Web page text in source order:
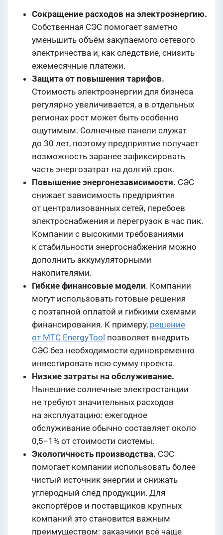
Сокращение расходов на электроэнергию.
Собственная СЭС помогает заметно
уменьшить объём закупаемого сетевого
электричества и, как следствие, снизить
ежемесячные платежи.
Защита от повышения тарифов.
Стоимость электроэнергии для бизнеса
регулярно увеличивается, а в отдельных
регионах рост может быть особенно
ощутимым. Солнечные панели служат
до 30 лет, поэтому предприятие получает
возможность заранее зафиксировать
часть энергозатрат на долгий срок.
Повышение энергонезависимости. СЭС
снижает зависимость предприятия
от централизованных сетей, перебоев
электроснабжения и перегрузок в час пик.
Компании с высокими требованиями
к стабильности энергоснабжения можно
дополнить аккумуляторными
накопителями.
Гибкие финансовые модели. Компании
могут использовать готовые решения
с поэтапной оплатой и гибкими схемами
финансирования. К примеру, решение
от МТС EnergyTool позволяет внедрить
СЭС без необходимости единовременно
инвестировать всю сумму проекта.
Низкие затраты на обслуживание.
Нынешние солнечные электростанции
не требуют значительных расходов
на эксплуатацию: ежегодное
обслуживание обычно составляет около
0,5−1% от стоимости системы.
Экологичность производства. СЭС
помогает компании использовать более
чистый источник энергии и снижать
углеродный след продукции. Для
экспортёров и поставщиков крупных
компаний это становится важным
преимуществом: заказчики всё чаще